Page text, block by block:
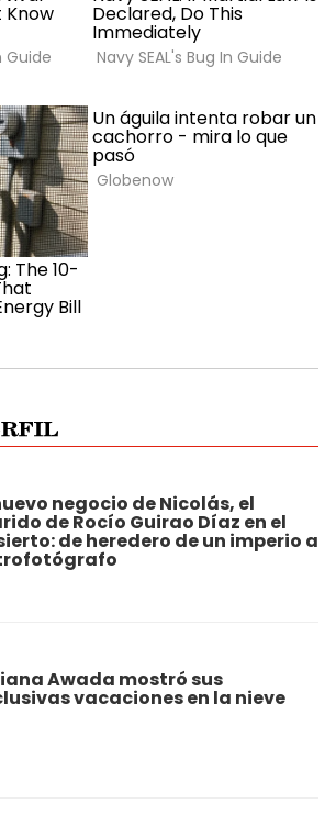
negocio de Nicolás, el
de Rocío Guirao Díaz en el
de heredero de un imperio a
Awada mostró sus
vacaciones en la nieve